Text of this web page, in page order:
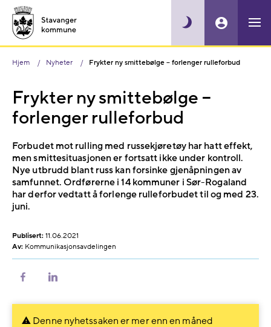
Hjem Nyheter Frykter ny smittebølge – forlenger rulleforbud
Frykter ny smittebølge –
forlenger rulleforbud
Forbudet mot rulling med russekjøretøy har hatt effekt,
men smittesituasjonen er fortsatt ikke under kontroll.
Nye utbrudd blant russ kan forsinke gjenåpningen av
samfunnet. Ordførerne i 14 kommuner i Sør-Rogaland
har derfor vedtatt å forlenge rulleforbudet til og med 23.
juni.
Publisert: 11.06.2021
Av: Kommunikasjonsavdelingen
Del
Del
Denne nyhetssaken er mer enn en måned